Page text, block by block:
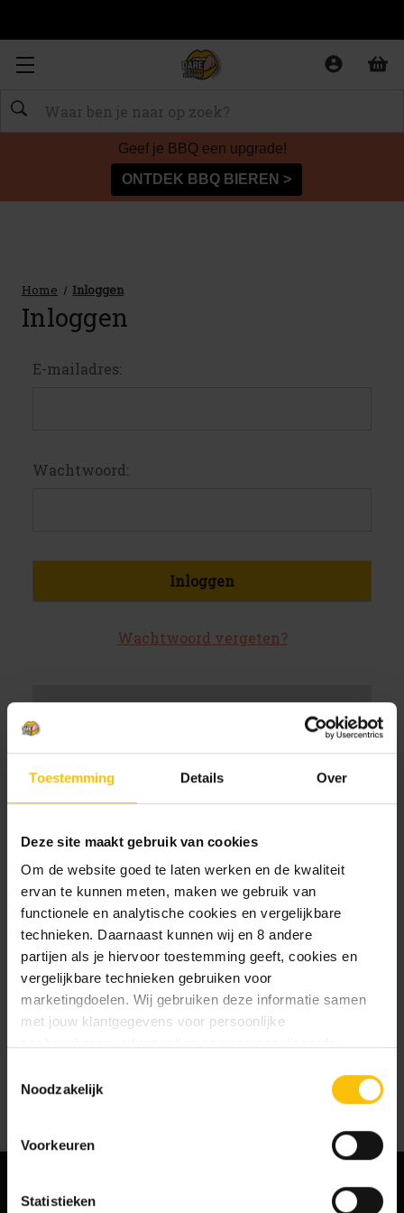
Toestemming Details Over
Deze site maakt gebruik van cookies
Om de website goed te laten werken en de kwaliteit
ervan te kunnen meten, maken we gebruik van
functionele en analytische cookies en vergelijkbare
technieken. Daarnaast kunnen wij en 8 andere
partijen als je hiervoor toestemming geeft, cookies en
vergelijkbare technieken gebruiken voor
marketingdoelen. Wij gebruiken deze informatie samen
met jouw klantgegevens voor persoonlijke
ervaringen: je eigen DTDD (gepersonaliseerde
aanbevelingen, functionaliteiten en communicatie binnen
dtdd.nl (relevante advertenties op websites en apps van
onze privacy policy
Noodzakelijk
Voorkeuren
Statistieken
Zoeken
Geef je BBQ een upgrade!
ONTDEK BBQ BIEREN >
Home Inloggen
Inloggen
E-mailadres:
Wachtwoord:
Wachtwoord vergeten?
Maak een account aan bij ons
Sneller af te rekenen
Meerdere verzendadressen op
Jouw bestelgeschiedenis te
bekijken
Nieuwe bestellingen te volgen
Artikelen opslaan in jouw
verlanglijstje
Account aanmaken
MELD JE AAN VOOR ONZE NIEUWSBRIEF